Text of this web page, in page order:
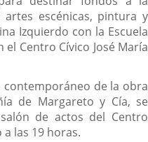
artes escénicas, pintura y
Izquierdo con la Escuela
el Centro Cívico José María
contemporáneo de la obra
de Margareto y Cía, se
de actos del Centro
a las 19 horas.